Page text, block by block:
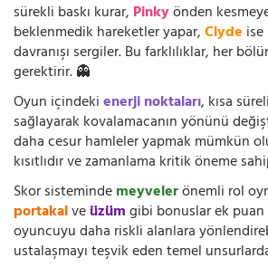
sürekli baskı kurar, Pinkyönden
beklenmedik hareketler yapar,Clyde
davranışı sergiler. Bu farklılıklar, her
gerektirir. 👻
Oyun içindekienerji noktaları, kısa
sağlayarak kovalamacanın yönünü
daha cesur hamleler yapmak mümkün
kısıtlıdır ve zamanlama kritik öneme
Skor sistemindemeyvelerönemli rol
portakalveüzümgibi bonuslar ek puan
oyuncuyu daha riskli alanlara
ustalaşmayı teşvik eden temel